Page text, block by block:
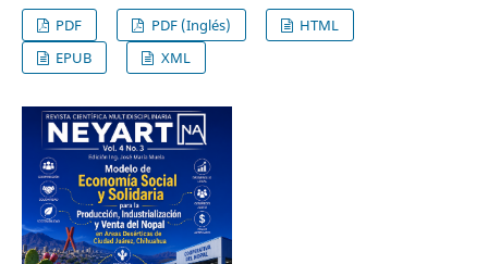
PDF
PDF (Inglés)
HTML
EPUB
XML